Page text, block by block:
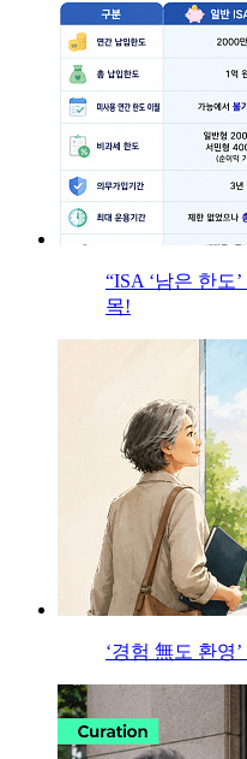
“ISA ‘남은 한도
목!
‘경험 無도 환영